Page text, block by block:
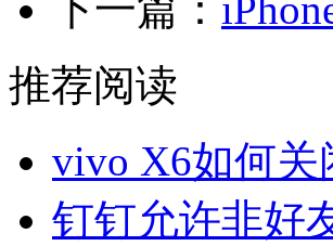
下一篇：
推荐阅读
vivo X6如何
钉钉允许非好